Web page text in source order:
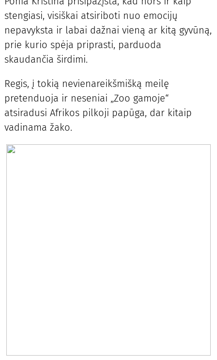
stengiasi, visiškai atsiriboti nuo emocijų
nepavyksta ir labai dažnai vieną ar kitą gyvūną,
prie kurio spėja priprasti, parduoda
skaudančia širdimi.
Regis, į tokią nevienareikšmišką meilę
pretenduoja ir neseniai „Zoo gamoje“
atsiradusi Afrikos pilkoji papūga, dar kitaip
vadinama žako.